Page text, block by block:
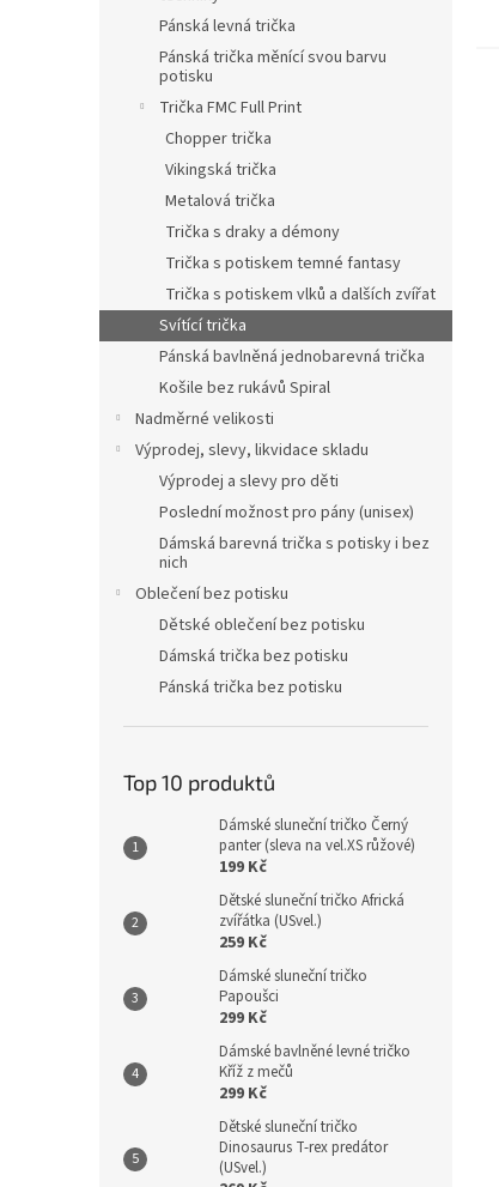
Pánská levná trička
Pánská trička měnící svou barvu
potisku
Trička FMC Full Print
Chopper trička
Vikingská trička
Metalová trička
Trička s draky a démony
Trička s potiskem temné fantasy
Trička s potiskem vlků a dalších zvířat
Svítící trička
Pánská bavlněná jednobarevná trička
Košile bez rukávů Spiral
Nadměrné velikosti
Výprodej, slevy, likvidace skladu
Výprodej a slevy pro děti
Poslední možnost pro pány (unisex)
Dámská barevná trička s potisky i bez
nich
Oblečení bez potisku
Dětské oblečení bez potisku
Dámská trička bez potisku
Pánská trička bez potisku
Top 10 produktů
Dámské sluneční tričko Černý
panter (sleva na vel.XS růžové)
199 Kč
Dětské sluneční tričko Africká
zvířátka (USvel.)
259 Kč
Dámské sluneční tričko
Papoušci
299 Kč
Dámské bavlněné levné tričko
Kříž z mečů
299 Kč
Dětské sluneční tričko
Dinosaurus T-rex predátor
(USvel.)